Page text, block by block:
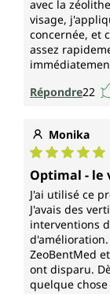
avec la
visage,
concernée, et
assez
Répondre22
Monika
Note
Optimal - le
J'ai utilisé ce
J'avais des
interventions
ZeoBentMed
ont disparu.
quelque